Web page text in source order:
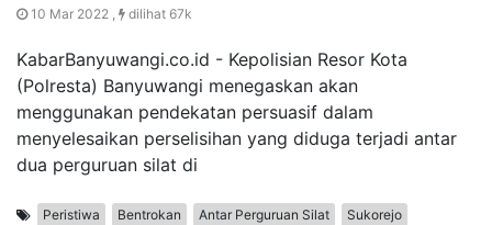
10 Mar 2022 , dilihat 67k
KabarBanyuwangi.co.id - Kepolisian Resor Kota
(Polresta) Banyuwangi menegaskan akan
menggunakan pendekatan persuasif dalam
menyelesaikan perselisihan yang diduga terjadi antar
dua perguruan silat di
Peristiwa Bentrokan Antar Perguruan Silat
Sukorejo